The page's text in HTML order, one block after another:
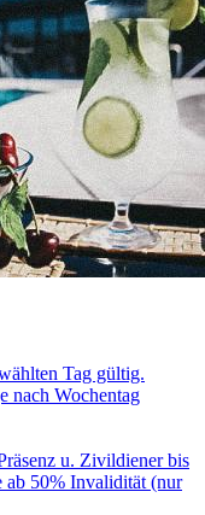
Tag gültig.
nach Wochentag
u. Zivildiener bis
ab 50% Invalidität (nur